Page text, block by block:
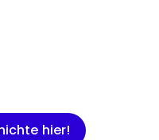
hier!